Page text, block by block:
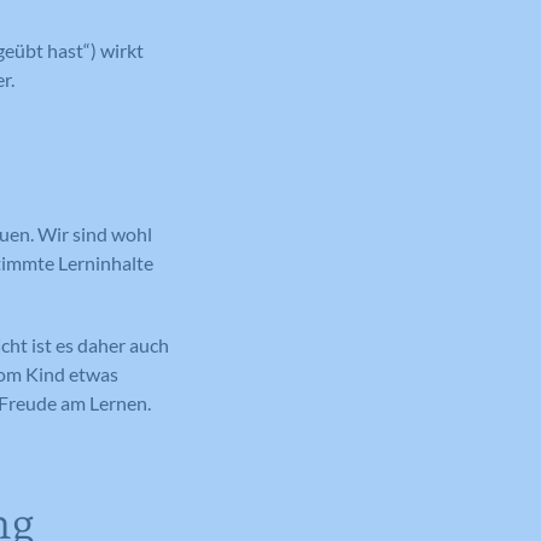
hast“) wirkt
Wir sind wohl
Lerninhalte
ist es daher auch
Kind etwas
am Lernen.